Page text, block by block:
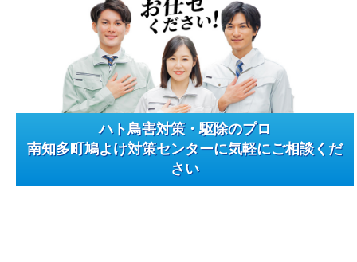
ハト鳥害対策・駆除のプロ
南知多町鳩よけ対策センターに気軽にご相談くだ
さい